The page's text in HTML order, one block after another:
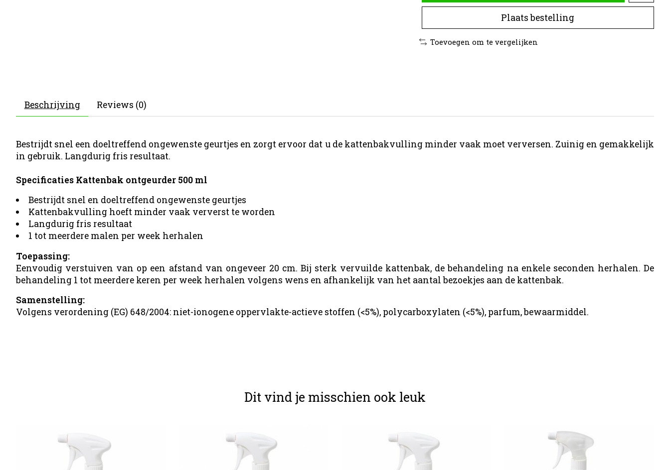
Plaats bestelling
Toevoegen om te vergelijken
Beschrijving Reviews (0)
Bestrijdt snel een doeltreffend ongewenste geurtjes en zorgt ervoor dat u de kattenbakvulling minder vaak moet verversen. Zuinig en gemakkelijk
in gebruik. Langdurig fris resultaat.
Specificaties Kattenbak ontgeurder 500 ml
Bestrijdt snel en doeltreffend ongewenste geurtjes
Kattenbakvulling hoeft minder vaak ververst te worden
Langdurig fris resultaat
1 tot meerdere malen per week herhalen
Toepassing:
Eenvoudig verstuiven van op een afstand van ongeveer 20 cm. Bij sterk vervuilde kattenbak, de behandeling na enkele seconden herhalen. De
behandeling 1 tot meerdere keren per week herhalen volgens wens en afhankelijk van het aantal bezoekjes aan de kattenbak.
Samenstelling:
Volgens verordening (EG) 648/2004: niet-ionogene oppervlakte-actieve stoffen (<5%), polycarboxylaten (<5%), parfum, bewaarmiddel.
Dit vind je misschien ook leuk